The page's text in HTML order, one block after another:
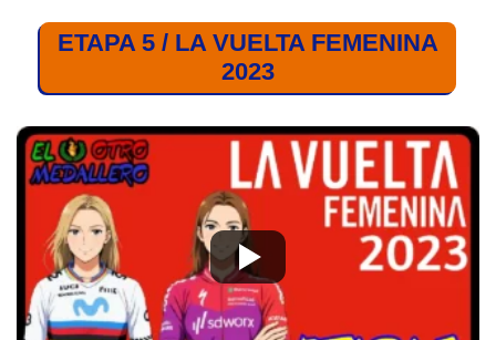
ETAPA 5 / LA VUELTA FEMENINA
2023